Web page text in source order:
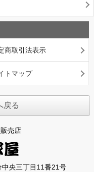
商取引法表示
トマップ
戻る
売店
央三丁目11番21号